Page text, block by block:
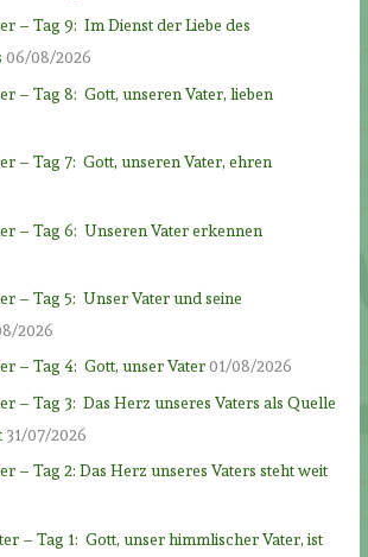
– Tag 9: Im Dienst der Liebe des
06/08/2026
– Tag 8: Gott, unseren Vater, lieben
– Tag 7: Gott, unseren Vater, ehren
– Tag 6: Unseren Vater erkennen
– Tag 5: Unser Vater und seine
2026
– Tag 4: Gott, unser Vater01/08/2026
– Tag 3: Das Herz unseres Vaters als Quelle
31/07/2026
– Tag 2: Das Herz unseres Vaters steht weit
– Tag 1: Gott, unser himmlischer Vater, ist